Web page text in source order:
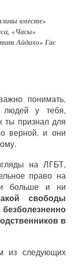
вместе»
«Часы»
Айдахо» Гас
понимать,
людей у тебя,
ты признал для
верной, и они
на ЛГБТ,
право на
больше и ни
свободы
в
из следующих